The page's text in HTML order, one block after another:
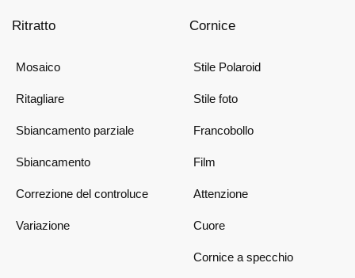
Ritratto
Mosaico
Ritagliare
Sbiancamento parziale
Sbiancamento
Correzione del controluce
Variazione
Cornice
Stile Polaroid
Stile foto
Francobollo
Film
Attenzione
Cuore
Cornice a specchio